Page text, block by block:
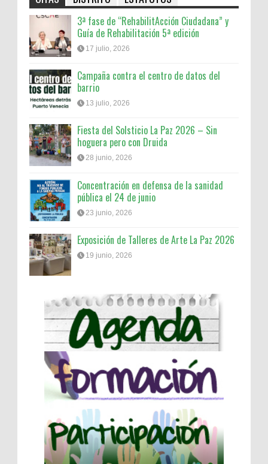
3ª fase de “RehabilitAcción Ciudadana” y
Guía de Rehabilitación 5ª edición
17 julio, 2026
Campaña contra el centro de datos del
barrio
13 julio, 2026
Fiesta del Solsticio La Paz 2026 – Sin
hoguera pero con Druida
28 junio, 2026
Concentración en defensa de la sanidad
pública el 24 de junio
23 junio, 2026
Exposición de Talleres de Arte La Paz 2026
19 junio, 2026